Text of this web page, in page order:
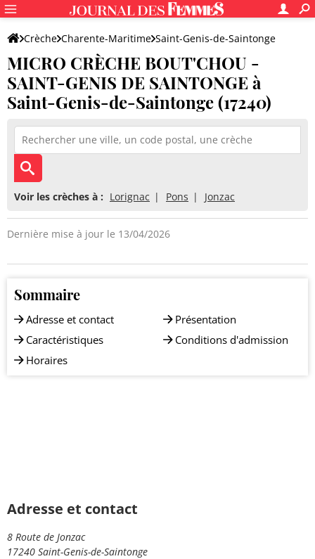
Crèche Charente-Maritime Saint-Genis-de-Saintonge
MICRO CRÈCHE BOUT'CHOU - SAINT-GENIS DE SAINTONGE
MICRO CRÈCHE BOUT'CHOU -
SAINT-GENIS DE SAINTONGE à
Saint-Genis-de-Saintonge (17240)
Voir les crèches à : Lorignac Pons Jonzac
Dernière mise à jour le 13/04/2026
Sommaire
Adresse et contact
Caractéristiques
Horaires
Présentation
Conditions d'admission
Adresse et contact
8 Route de Jonzac
17240 Saint-Genis-de-Saintonge